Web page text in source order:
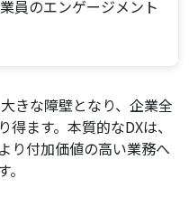
員のエンゲージメント
きな障壁となり、企業全
ます。本質的なDXは、
り付加価値の高い業務へ